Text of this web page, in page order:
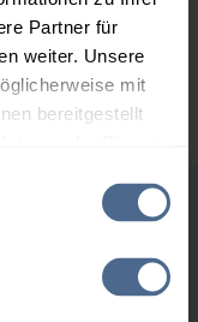
Partner für
weiter. Unsere
mit
bereitgestellt
€
C 1109 in € / 100
Lieferstelle.
der